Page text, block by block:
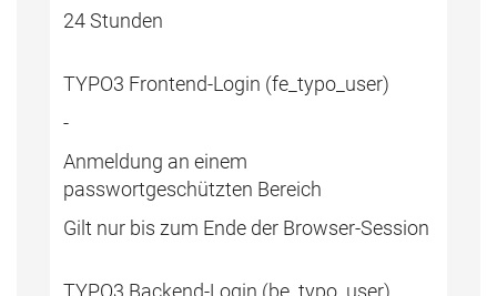
24 Stunden
TYPO3 Frontend-Login (fe_typo_user)
-
Anmeldung an einem
passwortgeschützten Bereich
Gilt nur bis zum Ende der Browser-Session
TYPO3 Backend-Login (be_typo_user)